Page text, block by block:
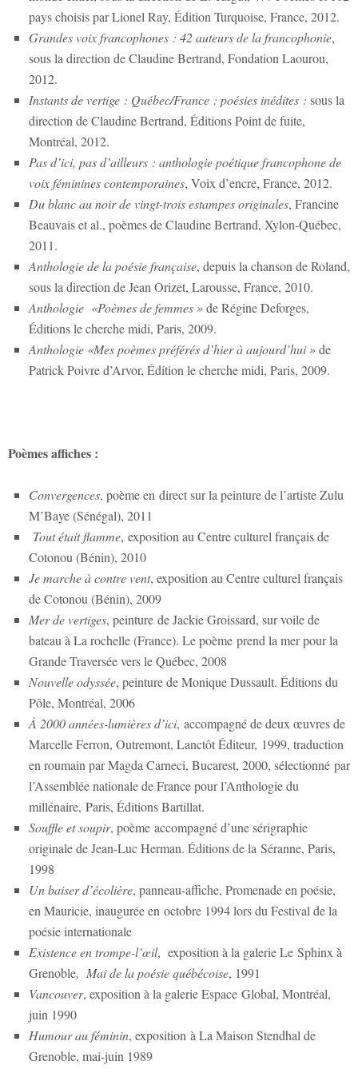
pays choisis par Lionel Ray, Édition Turquoise, France, 2012.
Grandes voix francophones : 42 auteurs de la francophonie,
sous la direction de Claudine Bertrand, Fondation Laourou,
2012.
Instants de vertige : Québec/France : poésies inédites : sous la
direction de Claudine Bertrand, Éditions Point de fuite,
Montréal, 2012.
Pas d’ici, pas d’ailleurs : anthologie poétique francophone de
voix féminines contemporaines, Voix d’encre, France, 2012.
Du blanc au noir de vingt-trois estampes originales, Francine
Beauvais et al., poèmes de Claudine Bertrand, Xylon-Québec,
2011.
Anthologie de la poésie française, depuis la chanson de Roland,
sous la direction de Jean Orizet, Larousse, France, 2010.
Anthologie «Poèmes de femmes »de Régine Deforges,
Éditions le cherche midi, Paris, 2009.
Anthologie «Mes poèmes préférés d’hier à aujourd’hui »de
Patrick Poivre d’Arvor, Édition le cherche midi, Paris, 2009.
Poèmes affiches :
Convergences, poème en direct sur la peinture de l’artiste Zulu
M’Baye (Sénégal), 2011
Tout était flamme, exposition au Centre culturel français de
Cotonou (Bénin), 2010
Je marche à contre vent, exposition au Centre culturel français
de Cotonou (Bénin), 2009
Mer de vertiges, peinture de Jackie Groissard, sur voile de
bateau à La rochelle (France). Le poème prend la mer pour la
Grande Traversée vers le Québec, 2008
Nouvelle odyssée, peinture de Monique Dussault. Éditions du
Pôle, Montréal, 2006
À 2000 années-lumières d’ici, accompagné de deux œuvres de
Marcelle Ferron, Outremont, Lanctôt Éditeur, 1999, traduction
en roumain par Magda Carneci, Bucarest, 2000, sélectionné par
l’Assemblée nationale de France pour l’Anthologie du
millénaire, Paris, Éditions Bartillat.
Souffle et soupir, poème accompagné d’une sérigraphie
originale de Jean-Luc Herman. Éditions de la Séranne, Paris,
1998
Un baiser d’écolière, panneau-affiche, Promenade en poésie,
en Mauricie, inaugurée en octobre 1994 lors du Festival de la
poésie internationale
Existence en trompe-l’œil, exposition à la galerie Le Sphinx à
Grenoble, Mai de la poésie québécoise, 1991
Vancouver, exposition à la galerie Espace Global, Montréal,
juin 1990
Humour au féminin, exposition à La Maison Stendhal de
Grenoble, mai-juin 1989